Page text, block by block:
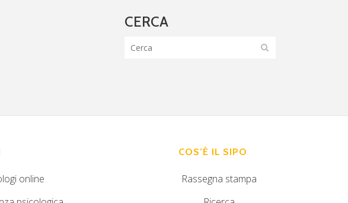
CERCA
online
COS’È IL SIPO
Rassegna stampa